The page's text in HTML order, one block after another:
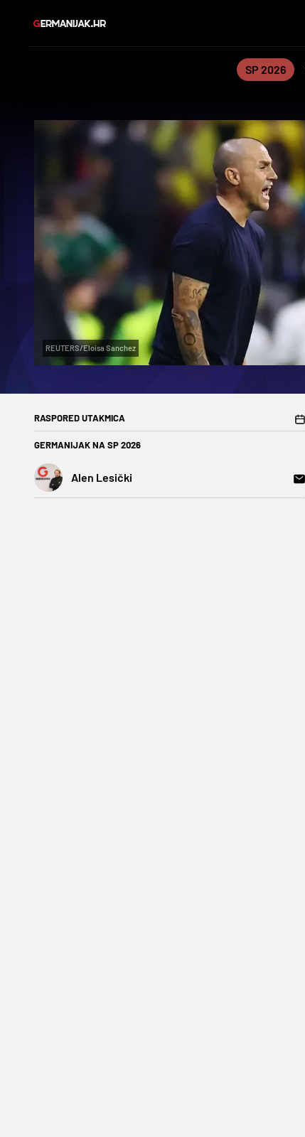
SP 2026
REUTERS/Eloisa Sanchez
RASPORED UTAKMICA
GERMANIJAK NA SP 2026
Alen Lesički